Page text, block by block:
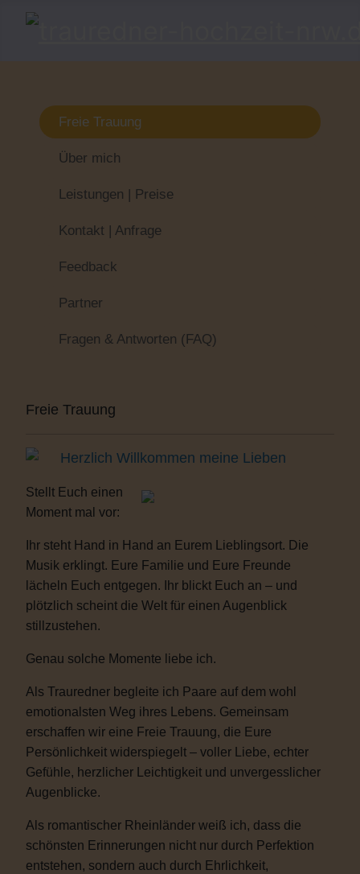
Freie Trauung
Über mich
Leistungen | Preise
Kontakt | Anfrage
Feedback
Partner
Fragen & Antworten (FAQ)
Freie Trauung
Herzlich Willkommen meine Lieben
Stellt Euch einen
Moment mal vor:
Ihr steht Hand in Hand an Eurem Lieblingsort. Die
Musik erklingt. Eure Familie und Eure Freunde
lächeln Euch entgegen. Ihr blickt Euch an – und
plötzlich scheint die Welt für einen Augenblick
stillzustehen.
Genau solche Momente liebe ich.
Als Trauredner begleite ich Paare auf dem wohl
emotionalsten Weg ihres Lebens. Gemeinsam
erschaffen wir eine Freie Trauung, die Eure
Persönlichkeit widerspiegelt – voller Liebe, echter
Gefühle, herzlicher Leichtigkeit und unvergesslicher
Augenblicke.
Als romantischer Rheinländer weiß ich, dass die
schönsten Erinnerungen nicht nur durch Perfektion
entstehen, sondern auch durch Ehrlichkeit,